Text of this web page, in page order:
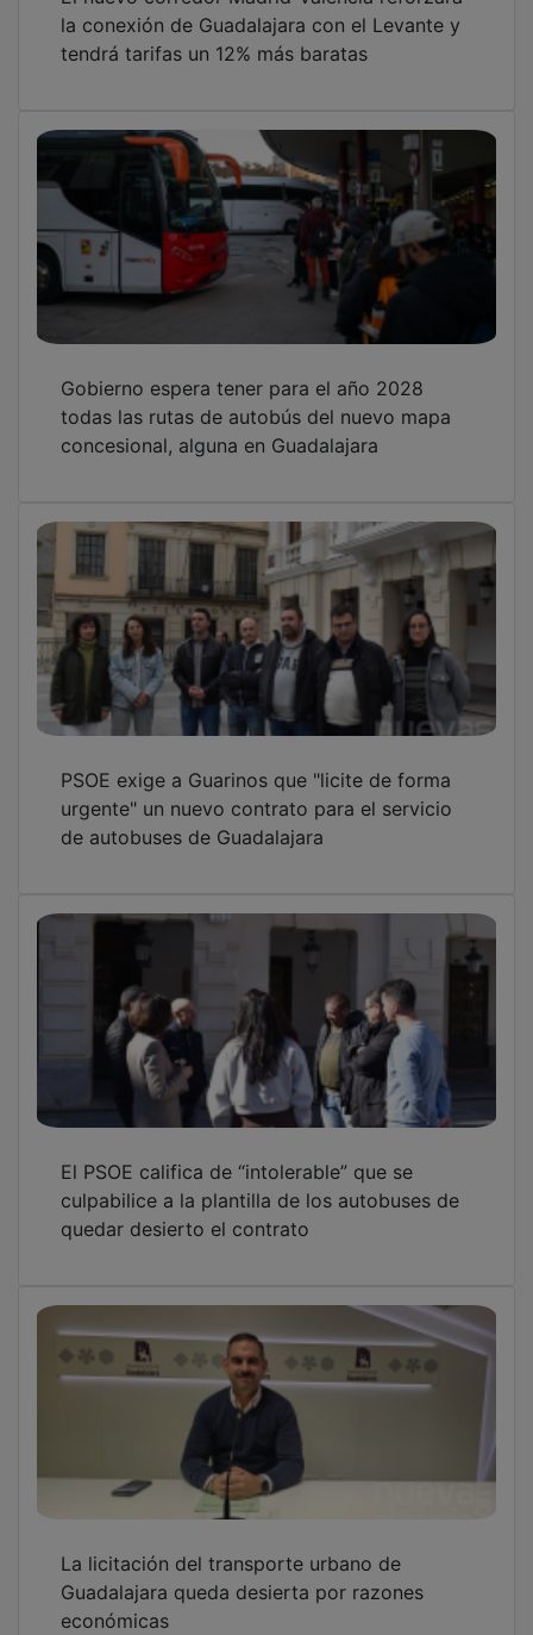
la conexión de Guadalajara con el Levante y
tendrá tarifas un 12% más baratas
Gobierno espera tener para el año 2028
todas las rutas de autobús del nuevo mapa
concesional, alguna en Guadalajara
PSOE exige a Guarinos que "licite de forma
urgente" un nuevo contrato para el servicio
de autobuses de Guadalajara
El PSOE califica de “intolerable” que se
culpabilice a la plantilla de los autobuses de
quedar desierto el contrato
La licitación del transporte urbano de
Guadalajara queda desierta por razones
económicas